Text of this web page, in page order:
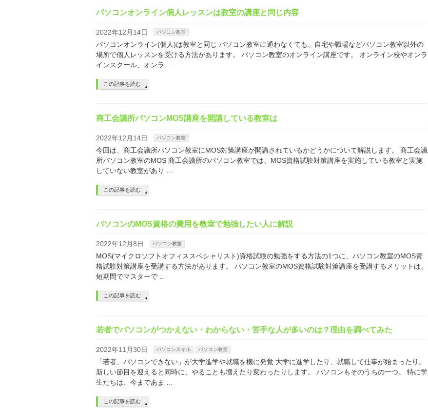
パソコンオンライン個人レッスンは教室の講座と同じ内容
2022年12月14日 パソコン教室
パソコンオンライン(個人)は教室と同じ パソコン教室に通わなくても、自宅や職場などパソコン教室以外の
場所で個人レッスンを受ける方法があります。 パソコン教室のオンライン講座です。 オンライン校やオンラ
インスクール、オンラ …
この記事を読む
商工会議所パソコンMOS講座を開講している教室は
2022年12月14日 パソコン教室
今回は、商工会議所パソコン教室にMOS対策講座が開講されているかどうかについて解説します。 商工会議
所パソコン教室のMOS 商工会議所のパソコン教室では、MOS資格試験対策講座を実施している教室と実施
していない教室があり …
この記事を読む
パソコンのMOS資格の費用を教室で勉強したい人に解説
2022年12月8日 パソコン教室
MOS(マイクロソフトオフィススペシャリスト)資格試験の勉強をする方法の1つに、パソコン教室のMOS資
格試験対策講座を受講する方法があります。 パソコン教室のMOS資格試験対策講座を受講するメリットは、
短期間でマスターで …
この記事を読む
若者でパソコンがつかえない・わからない・苦手な人が多いのは？理由を調べてみた
2022年11月30日 パソコンスキル パソコン教室
「若者、パソコンできない」が大学進学や就職を機に発覚 大学に進学したり、就職して仕事が始まったり。
新しい節目を迎えると同時に、やることも増えたり変わったりします。 パソコンもそのうちの一つ。 特に学
生たちは、今まであま …
この記事を読む